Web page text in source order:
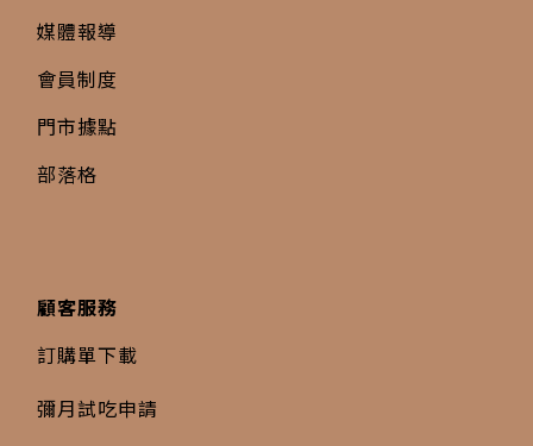
媒體報導
會員制度
門市據點
部落格
顧客服務
訂購單下載
彌月試吃申請